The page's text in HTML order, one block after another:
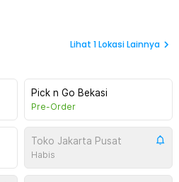
Lihat 1Lokasi Lainnya
Pick n Go Bekasi
Pre-Order
Toko Jakarta Pusat
Habis